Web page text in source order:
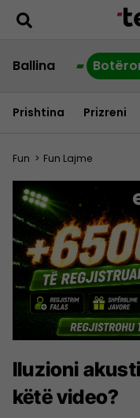
Ballina
Prishtina Prizreni
Fun > Fun Lajme
Iluzioni
këtë video?